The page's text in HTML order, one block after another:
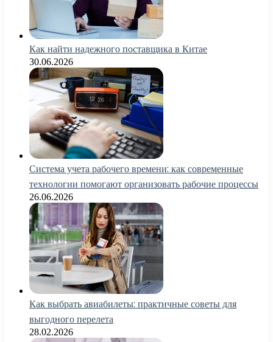
Как найти надежного поставщика в Китае
30.06.2026
Система учета рабочего времени: как современные
технологии помогают организовать рабочие процессы
26.06.2026
Как выбрать авиабилеты: практичные советы для
выгодного перелета
28.02.2026